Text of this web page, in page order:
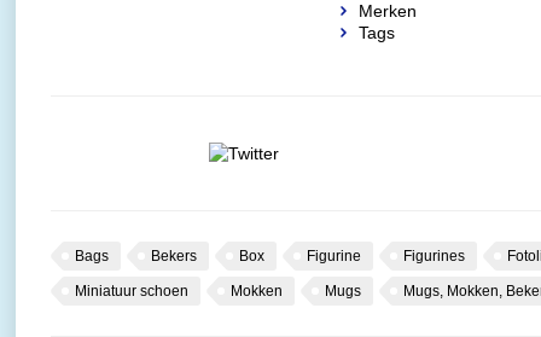
Merken
Tags
Bags Bekers Box Figurine Figurines
Miniatuur schoen Mokken Mugs Mugs, Mokken,